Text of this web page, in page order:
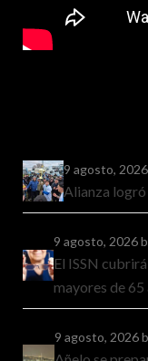
9 agosto, 2026
Alianza
9 agosto, 2026
El ISSN
mayores de 65
9 agosto, 2026